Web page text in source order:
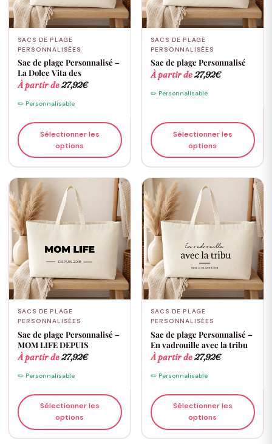
SACS DE PLAGE
PERSONNALISÉES
Sac de plage Personnalisé –
La Dolce Vita des
À partir de27,92€
✏️ Personnalisable
Sélectionner les
options
SACS DE PLAGE
PERSONNALISÉES
Sac de plage Personnalisé
À partir de27,92€
✏️ Personnalisable
Sélectionner les
options
SACS DE PLAGE
PERSONNALISÉES
Sac de plage Personnalisé –
MOM LIFE DEPUIS
À partir de27,92€
✏️ Personnalisable
Sélectionner les
options
SACS DE PLAGE
PERSONNALISÉES
Sac de plage Personnalisé –
En vadrouille avec la tribu
À partir de27,92€
✏️ Personnalisable
Sélectionner les
options